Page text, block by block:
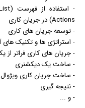
Actions) در جریان کاری
- توسعه جریان های کاری
- استراتژی ها و تکنیک
- جریان های کاری فراتر
- ساخت یک دیکشنری
- ساخت جریان کاری ویژوال
- نتیجه گیری
- و ...